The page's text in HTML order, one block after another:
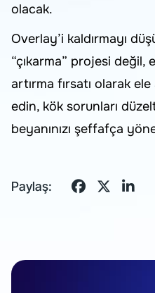
olacak.
Overlay’i kaldırmayı
“çıkarma” projesi
artırma fırsatı olarak
edin, kök sorunları
beyanınızı şeffafça
Paylaş: